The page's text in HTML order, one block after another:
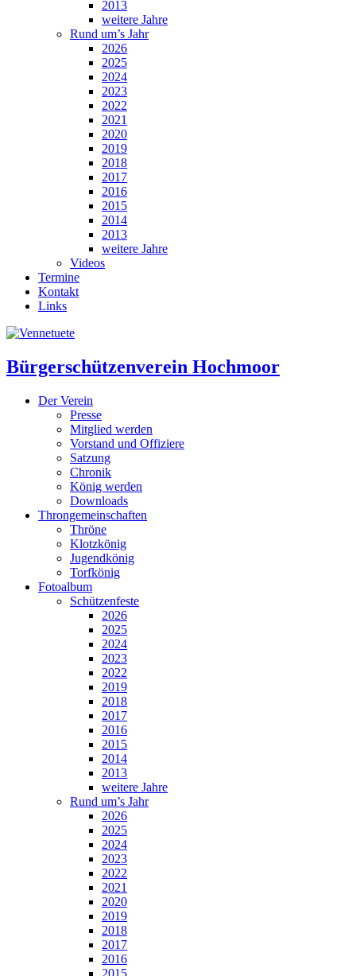
2013
weitere Jahre
Rund um’s Jahr
2026
2025
2024
2023
2022
2021
2020
2019
2018
2017
2016
2015
2014
2013
weitere Jahre
Videos
Termine
Kontakt
Links
Bürgerschützenverein Hochmoor
Der Verein
Presse
Mitglied werden
Vorstand und Offiziere
Satzung
Chronik
König werden
Downloads
Throngemeinschaften
Thröne
Klotzkönig
Jugendkönig
Torfkönig
Fotoalbum
Schützenfeste
2026
2025
2024
2023
2022
2019
2018
2017
2016
2015
2014
2013
weitere Jahre
Rund um’s Jahr
2026
2025
2024
2023
2022
2021
2020
2019
2018
2017
2016
2015